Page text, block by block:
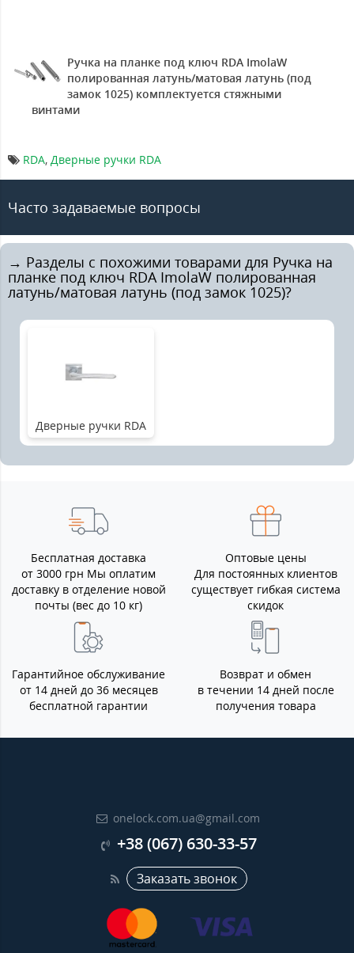
Ручка на планке под ключ RDA ImolaW
полированная латунь/матовая латунь (под
замок 1025) комплектуется стяжными
винтами
RDA, Дверные ручки RDA
Часто задаваемые вопросы
→ Разделы с похожими товарами для Ручка на
планке под ключ RDA ImolaW полированная
латунь/матовая латунь (под замок 1025)?
Дверные ручки RDA
Бесплатная доставка
от 3000 грн Мы оплатим
доставку в отделение новой
почты (вес до 10 кг)
Оптовые цены
Для постоянных клиентов
существует гибкая система
скидок
Гарантийное обслуживание
от 14 дней до 36 месяцев
бесплатной гарантии
Возврат и обмен
в течении 14 дней после
получения товара
onelock.com.ua@gmail.com
+38 (067) 630-33-57
Заказать звонок